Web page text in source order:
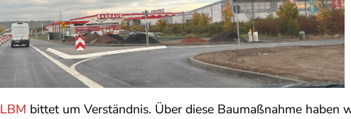
LBM bittet um Verständnis. Über diese Baumaßnahme haben